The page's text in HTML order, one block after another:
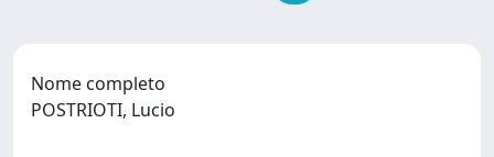
Nome completo
POSTRIOTI, Lucio